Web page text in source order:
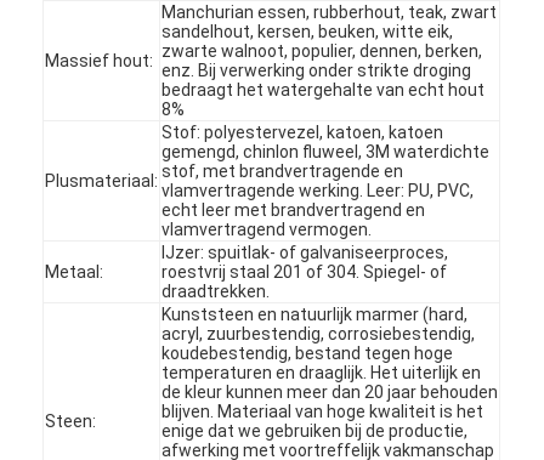
Video's
Massief hout:
Manchurian essen, rubberhout, teak, zwart
sandelhout, kersen, beuken, witte eik,
zwarte walnoot, populier, dennen, berken,
enz. Bij verwerking onder strikte droging
bedraagt ​​het watergehalte van echt hout
8%
Plusmateriaal:
Stof: polyestervezel, katoen, katoen
gemengd, chinlon fluweel, 3M waterdichte
stof, met brandvertragende en
vlamvertragende werking. Leer: PU, PVC,
echt leer met brandvertragend en
vlamvertragend vermogen.
Metaal:
IJzer: spuitlak- of galvaniseerproces,
roestvrij staal 201 of 304. Spiegel- of
draadtrekken.
Steen:
Kunststeen en natuurlijk marmer (hard,
acryl, zuurbestendig, corrosiebestendig,
koudebestendig, bestand tegen hoge
temperaturen en draaglijk. Het uiterlijk en
de kleur kunnen meer dan 20 jaar behouden
blijven. Materiaal van hoge kwaliteit is het
enige dat we gebruiken bij de productie,
afwerking met voortreffelijk vakmanschap